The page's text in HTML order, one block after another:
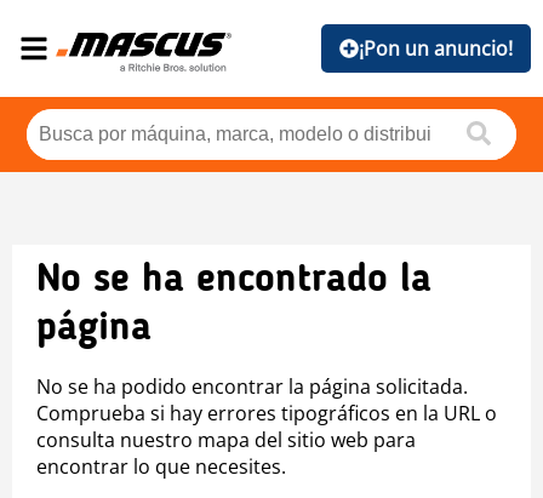
¡Pon un anuncio!
No se ha encontrado la
página
No se ha podido encontrar la página solicitada.
Comprueba si hay errores tipográficos en la URL o
consulta nuestro mapa del sitio web para
encontrar lo que necesites.